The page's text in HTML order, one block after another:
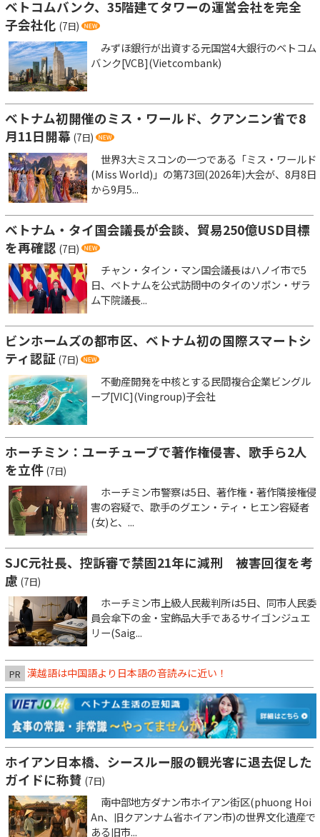
ベトコムバンク、35階建てタワーの運営会社を完全
子会社化 (7日)
みずほ銀行が出資する元国営4大銀行のベトコム
バンク[VCB](Vietcombank)
ベトナム初開催のミス・ワールド、クアンニン省で8
月11日開幕 (7日)
世界3大ミスコンの一つである「ミス・ワールド
(Miss World)」の第73回(2026年)大会が、8月8日
から9月5...
ベトナム・タイ国会議長が会談、貿易250億USD目標
を再確認 (7日)
チャン・タイン・マン国会議長はハノイ市で5
日、ベトナムを公式訪問中のタイのソポン・ザラ
ム下院議長...
ビンホームズの都市区、ベトナム初の国際スマートシ
ティ認証 (7日)
不動産開発を中核とする民間複合企業ビングル
ープ[VIC](Vingroup)子会社
ホーチミン：ユーチューブで著作権侵害、歌手ら2人
を立件 (7日)
ホーチミン市警察は5日、著作権・著作隣接権侵
害の容疑で、歌手のグエン・ティ・ヒエン容疑者
(女)と、...
SJC元社長、控訴審で禁固21年に減刑 被害回復を考
慮 (7日)
ホーチミン市上級人民裁判所は5日、同市人民委
員会傘下の金・宝飾品大手であるサイゴンジュエ
リー(Saig...
PR 漢越語は中国語より日本語の音読みに近い！
ホイアン日本橋、シースルー服の観光客に退去促した
ガイドに称賛 (7日)
南中部地方ダナン市ホイアン街区(phuong Hoi
An、旧クアンナム省ホイアン市)の世界文化遺産で
ある旧市...